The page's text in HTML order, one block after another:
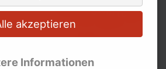
akzeptieren
Informationen